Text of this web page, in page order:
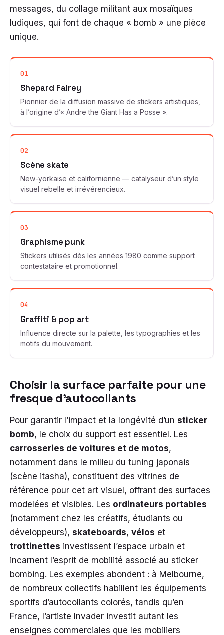
messages, du collage militant aux mosaïques
ludiques, qui font de chaque « bomb » une pièce
unique.
01
Shepard Fairey
Pionnier de la diffusion massive de stickers artistiques,
à l’origine d’« Andre the Giant Has a Posse ».
02
Scène skate
New-yorkaise et californienne — catalyseur d’un style
visuel rebelle et irrévérencieux.
03
Graphisme punk
Stickers utilisés dès les années 1980 comme support
contestataire et promotionnel.
04
Graffiti & pop art
Influence directe sur la palette, les typographies et les
motifs du mouvement.
Choisir la surface parfaite pour une
fresque d’autocollants
Pour garantir l’impact et la longévité d’un sticker
bomb, le choix du support est essentiel. Les
carrosseries de voitures et de motos,
notamment dans le milieu du tuning japonais
(scène itasha), constituent des vitrines de
référence pour cet art visuel, offrant des surfaces
modelées et visibles. Les ordinateurs portables
(notamment chez les créatifs, étudiants ou
développeurs), skateboards, vélos et
trottinettes investissent l’espace urbain et
incarnent l’esprit de mobilité associé au sticker
bombing. Les exemples abondent : à Melbourne,
de nombreux collectifs habillent les équipements
sportifs d’autocollants colorés, tandis qu’en
France, l’artiste Invader investit autant les
enseignes commerciales que les mobiliers